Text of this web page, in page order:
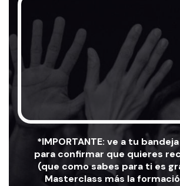
*IMPORTANTE: ve a tu
para confirmar que quieres
(que como sabes para ti es
Masterclass más la